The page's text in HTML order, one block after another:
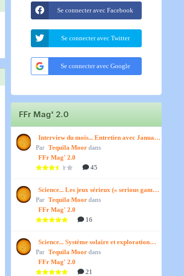
Se connecter avec Facebook
Se connecter avec Twitter
Se connecter avec Google
FFr Mag' 2.0
Interview du mois... Entretien avec January,
par Titenath
Par Tequila Moor dans
FFr Mag' 2.0
45
Science... Les jeux sérieux (« serious games
») par Jedino
Par Tequila Moor dans
FFr Mag' 2.0
16
Science... Système solaire et exploration
spatiale, par Jedino
Par Tequila Moor dans
FFr Mag' 2.0
21